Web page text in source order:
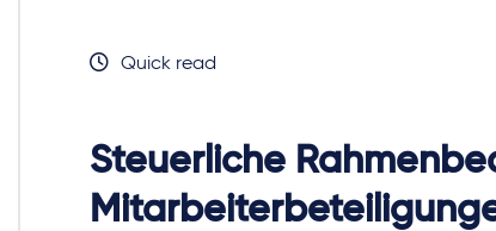
Quick read
Steuerliche